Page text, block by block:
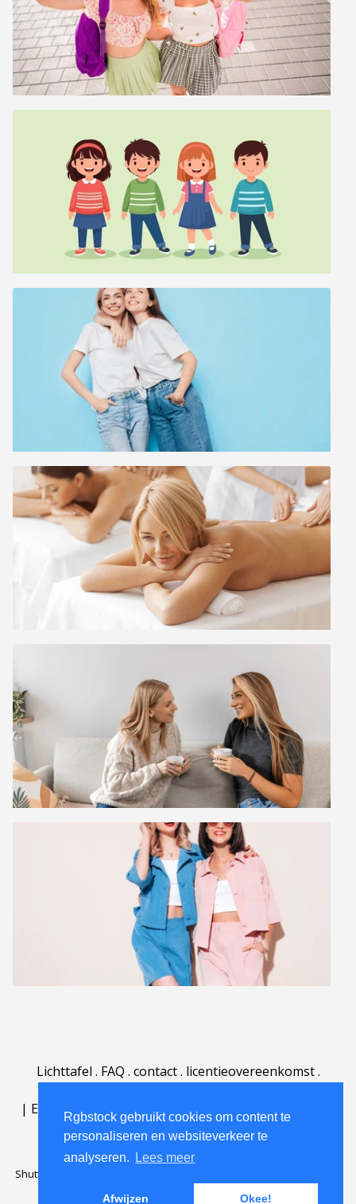
Rgbstock gebruikt cookies om content te
personaliseren en websiteverkeer te
analyseren.
Lees meer
Afwijzen Okee!
Lichttafel . FAQ . contact. licentieovereenkomst.
| English | Deutsch Español | Português
Nederlands|
Shutterstock official partner of Rgbstock
Rgbstock